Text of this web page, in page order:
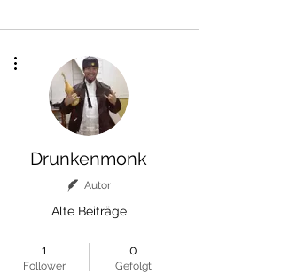
Drunkenmonk
Autor
Alte Beiträge
1
Follower
0
Gefolgt